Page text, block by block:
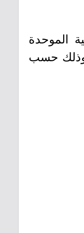
الموحدة
حسب